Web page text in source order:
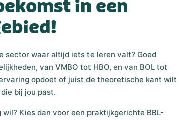
in een
sector waar altijd iets te leren valt? Goed
van VMBO tot HBO, en van BOL tot
opdoet of juist de theoretische kant wilt
bij jou past.
Kies dan voor een praktijkgerichte BBL-